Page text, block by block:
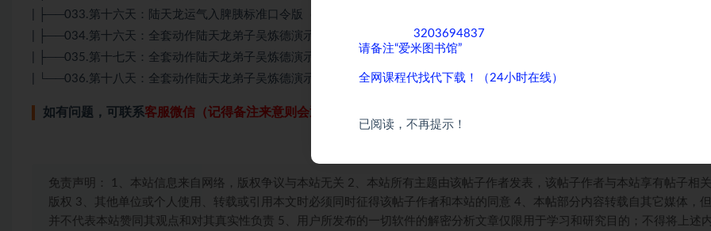
| ├──033.第十六天：陆天龙运气入脾胰标准口令版（吴炼德师兄演示）.mp4 41.91M
| ├──034.第十六天：全套动作陆天龙弟子吴炼德演示（请重复练习7遍）.mp4 22.50M
| ├──035.第十七天：全套动作陆天龙弟子吴炼德演示（请重复练习7遍）.mp4 22.50M
| └──036.第十八天：全套动作陆天龙弟子吴炼德演示（请重复练习7遍）.mp4 22.50M
如有问题，可联系客服微信（记得备注来意则会通过）
免责声明： 1、本站信息来自网络，版权争议与本站无关 2、本站所有主题由该帖子作者发表，该帖子作者与本站享有帖子相关
版权 3、其他单位或个人使用、转载或引用本文时必须同时征得该帖子作者和本站的同意 4、本帖部分内容转载自其它媒体，但
并不代表本站赞同其观点和对其真实性负责 5、用户所发布的一切软件的解密分析文章仅限用于学习和研究目的；不得将上述
3203694837
请备注“爱米图书馆”
全网课程代找代下载！（24小时在线）
已阅读，不再提示！